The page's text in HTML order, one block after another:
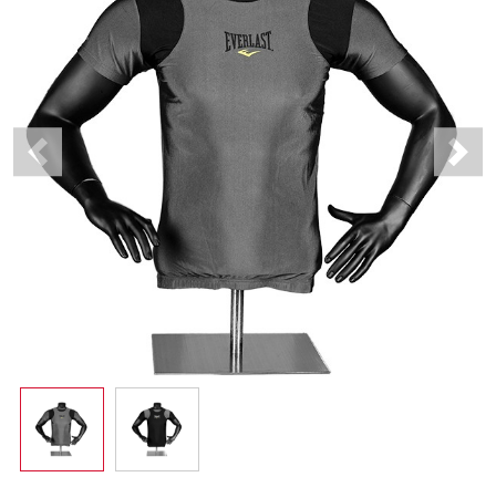
Previous Next